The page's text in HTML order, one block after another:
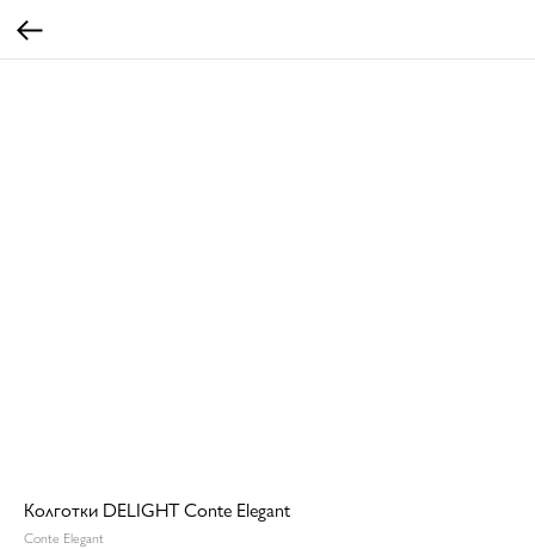
Колготки DELIGHT Conte Elegant
Conte Elegant